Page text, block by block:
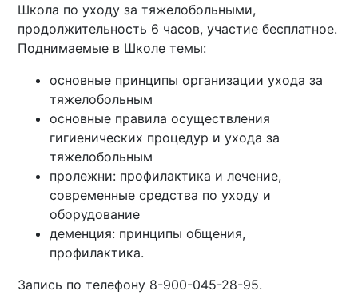
Школа по уходу за тяжелобольными,
продолжительность 6 часов, участие бесплатное.
Поднимаемые в Школе темы:
основные принципы организации ухода за
тяжелобольным
основные правила осуществления
гигиенических процедур и ухода за
тяжелобольным
пролежни: профилактика и лечение,
современные средства по уходу и
оборудование
деменция: принципы общения,
профилактика.
Запись по телефону 8-900-045-28-95.